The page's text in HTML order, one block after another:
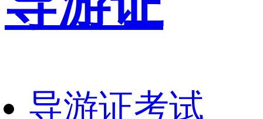
导游证考试